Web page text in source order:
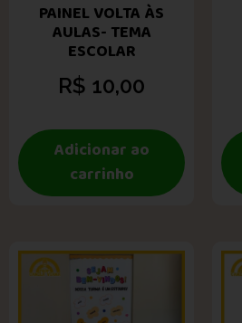
PAINEL VOLTA ÀS
AULAS- TEMA
ESCOLAR
R$ 10,00
Adicionar ao
carrinho